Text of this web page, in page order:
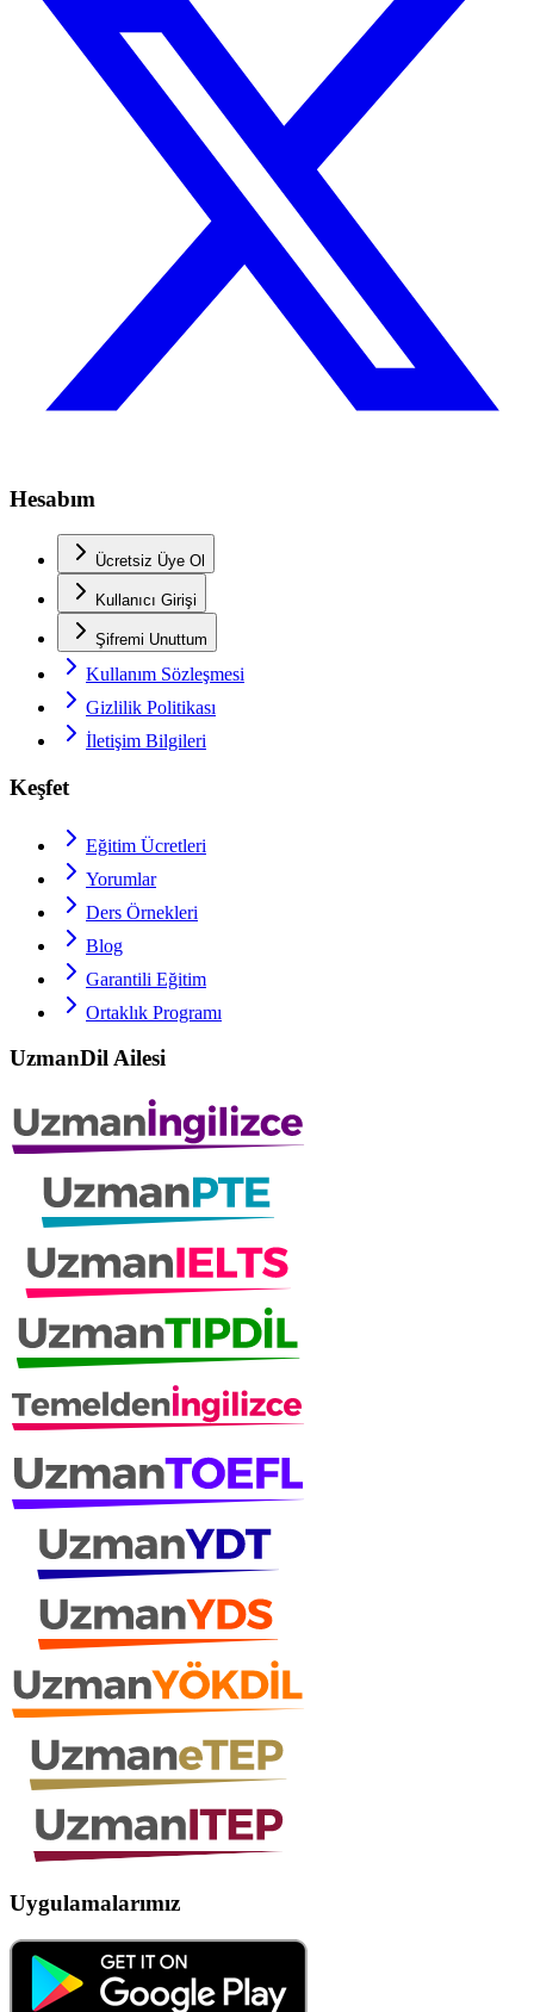
Hesabım
Ücretsiz Üye Ol
Kullanıcı Girişi
Şifremi Unuttum
Kullanım Sözleşmesi
Gizlilik Politikası
İletişim Bilgileri
Keşfet
Eğitim Ücretleri
Yorumlar
Ders Örnekleri
Blog
Garantili Eğitim
Ortaklık Programı
UzmanDil Ailesi
Uygulamalarımız